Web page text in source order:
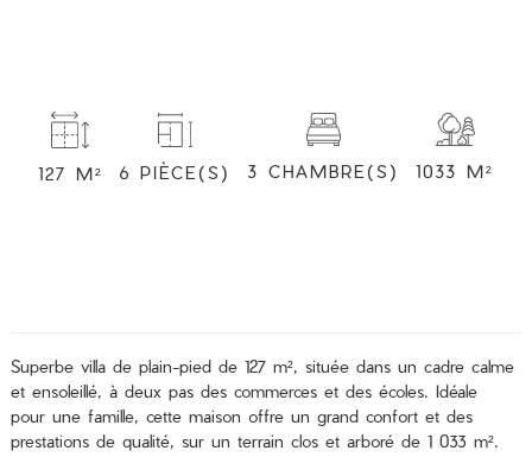
127 M² 6 PIÈCE(S) 3 CHAMBRE(S) 1033 M²
Superbe villa de plain-pied de 127 m², située dans un cadre calme
et ensoleillé, à deux pas des commerces et des écoles. Idéale
pour une famille, cette maison offre un grand confort et des
prestations de qualité, sur un terrain clos et arboré de 1 033 m².